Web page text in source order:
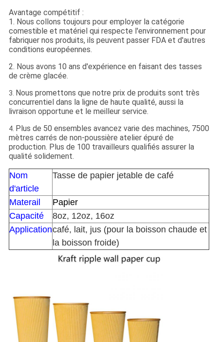
Avantage compétitif :
1. Nous collons toujours pour employer la catégorie
comestible et matériel qui respecte l'environnement pour
fabriquer nos produits, ils peuvent passer FDA et d'autres
conditions européennes.
2. Nous avons 10 ans d'expérience en faisant des tasses
de crème glacée.
3. Nous promettons que notre prix de produits sont très
concurrentiel dans la ligne de haute qualité, aussi la
livraison opportune et le meilleur service.
4. Plus de 50 ensembles avancez varie des machines, 7500
mètres carrés de non-poussière atelier épuré de
production. Plus de 100 travailleurs qualifiés assurer la
qualité solidement.
Nom
d'article
Tasse de papier jetable de café
Materail
Papier
Capacité
8oz, 12oz, 16oz
Applicationcafé, lait, jus (pour la boisson chaude et
la boisson froide)